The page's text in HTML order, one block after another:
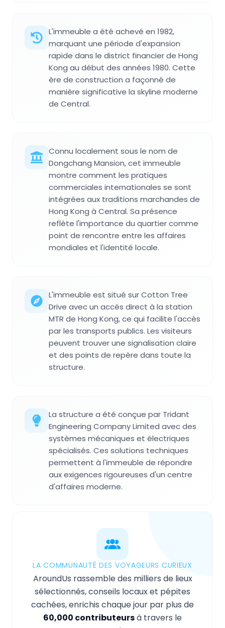
L'immeuble a été achevé en 1982,
marquant une période d'expansion
rapide dans le district financier de Hong
Kong au début des années 1980. Cette
ère de construction a façonné de
manière significative la skyline moderne
de Central.
Connu localement sous le nom de
Dongchang Mansion, cet immeuble
montre comment les pratiques
commerciales internationales se sont
intégrées aux traditions marchandes de
Hong Kong à Central. Sa présence
reflète l'importance du quartier comme
point de rencontre entre les affaires
mondiales et l'identité locale.
L'immeuble est situé sur Cotton Tree
Drive avec un accès direct à la station
MTR de Hong Kong, ce qui facilite l'accès
par les transports publics. Les visiteurs
peuvent trouver une signalisation claire
et des points de repère dans toute la
structure.
La structure a été conçue par Tridant
Engineering Company Limited avec des
systèmes mécaniques et électriques
spécialisés. Ces solutions techniques
permettent à l'immeuble de répondre
aux exigences rigoureuses d'un centre
d'affaires moderne.
LA COMMUNAUTÉ DES VOYAGEURS CURIEUX
AroundUs rassemble des milliers de lieux
sélectionnés, conseils locaux et pépites
cachées, enrichis chaque jour par plus de
60,000 contributeursà travers le